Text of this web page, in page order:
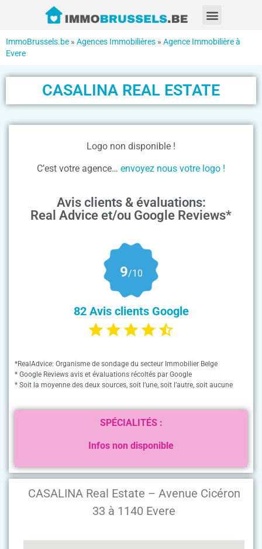
ImmoBrussels.be » Agences Immobilières » Agence Immobilière à
Evere
CASALINA REAL ESTATE
CASALINA Real Estate – Avenue Cicéron
33 à 1140 Evere
Logo non disponible !
C’est votre agence… envoyez nous votre logo !
Avis clients & évaluations:
Real Advice et/ou Google Reviews*
9/10
82 Avis clients Google
*RealAdvice: Organisme de sondage du secteur Immobilier Belge
* Google Reviews avis et évaluations récoltés par Google
* Soit la moyenne des deux sources, soit l’une, soit l’autre, soit aucune
SPÉCIALITÉS :
Infos non disponible